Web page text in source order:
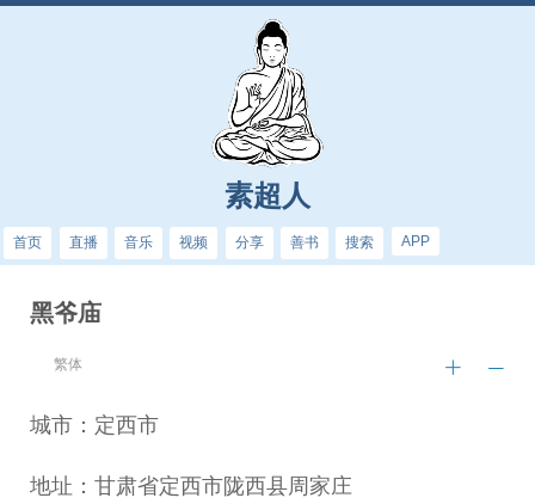
素超人
首页 直播 音乐 视频 分享 善书 搜索 APP
黑爷庙
繁体
城市：定西市
地址：甘肃省定西市陇西县周家庄